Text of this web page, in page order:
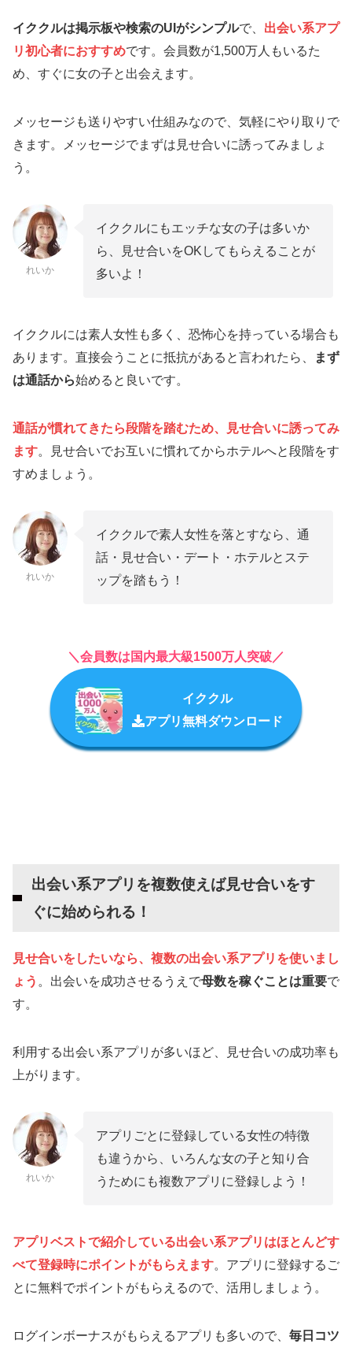
イククルは掲示板や検索のUIがシンプルで、 出会い系アプ
リ初心者におすすめです。会員数が1,500万人もいるた
め、すぐに女の子と出会えます。
メッセージも送りやすい仕組みなので、気軽にやり取りで
きます。メッセージでまずは見せ合いに誘ってみましょ
う。
れいか
イククルにもエッチな女の子は多いか
ら、見せ合いをOKしてもらえることが
多いよ！
イククルには素人女性も多く、恐怖心を持っている場合も
あります。直接会うことに抵抗があると言われたら、
まず
は通話から始めると良いです。
通話が慣れてきたら段階を踏むため、見せ合いに誘ってみ
ます。見せ合いでお互いに慣れてからホテルへと段階をす
すめましょう。
れいか
イククルで素人女性を落とすなら、通
話・見せ合い・デート・ホテルとステ
ップを踏もう！
＼会員数は国内最大級1500万人突破／
イククル
アプリ無料ダウンロード
出会い系アプリを複数使えば見せ合いをす
ぐに始められる！
見せ合いをしたいなら、複数の出会い系アプリを使いまし
ょう 。出会いを成功させるうえで母数を稼ぐことは重要で
す。
利用する出会い系アプリが多いほど、見せ合いの成功率も
上がります。
れいか
アプリごとに登録している女性の特徴
も違うから、いろんな女の子と知り合
うためにも複数アプリに登録しよう！
アプリベストで紹介している出会い系アプリはほとんどす
べて登録時にポイントがもらえます。アプリに登録するご
とに無料でポイントがもらえるので、活用しましょう。
ログインボーナスがもらえるアプリも多いので、 毎日コツ